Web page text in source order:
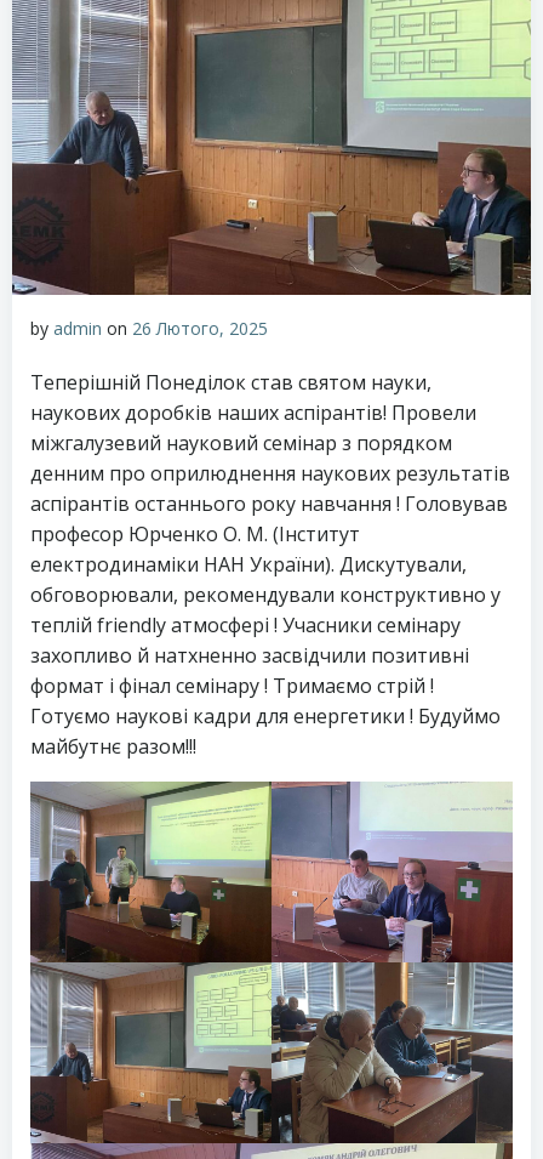
by admin on 26 Лютого, 2025
Теперішній Понеділок став святом науки,
наукових доробків наших аспірантів! Провели
міжгалузевий науковий семінар з порядком
денним про оприлюднення наукових результатів
аспірантів останнього року навчання ! Головував
професор Юрченко О. М. (Інститут
електродинаміки НАН України). Дискутували,
обговорювали, рекомендували конструктивно у
теплій friendly атмосфері ! Учасники семінару
захопливо й натхненно засвідчили позитивні
формат і фінал семінару ! Тримаємо стрій !
Готуємо наукові кадри для енергетики ! Будуймо
майбутнє разом!!!